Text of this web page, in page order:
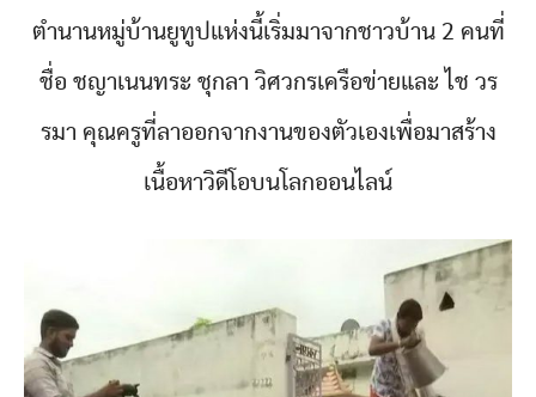
ตำนานหมู่บ้านยูทูปแห่งนี้เริ่มมาจากชาวบ้าน 2 คนที่
ชื่อ ชญาเนนทระ ชุกลา วิศวกรเครือข่ายและ ไช วร
รมา คุณครูที่ลาออกจากงานของตัวเองเพื่อมาสร้าง
เนื้อหาวิดีโอบนโลกออนไลน์